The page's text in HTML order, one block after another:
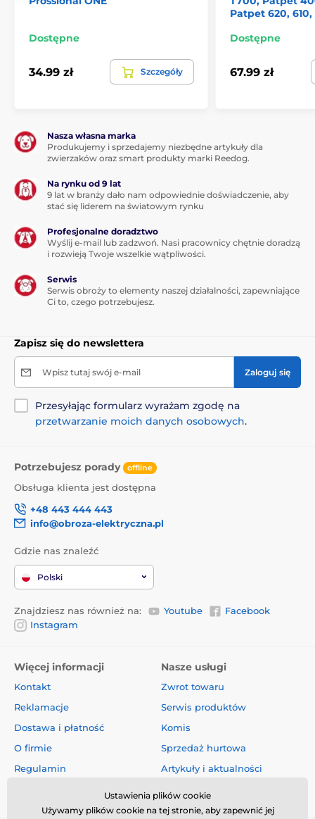
Dostępne
34.99 zł Szczegóły
Patpet 620, 610,
Dostępne
67.99 zł
Nasza własna marka
Produkujemy i sprzedajemy niezbędne artykuły dla
zwierzaków oraz smart produkty marki Reedog.
Na rynku od 9 lat
9 lat w branży dało nam odpowiednie doświadczenie, aby
stać się liderem na światowym rynku
Profesjonalne doradztwo
Wyślij e-mail lub zadzwoń. Nasi pracownicy chętnie doradzą
i rozwieją Twoje wszelkie wątpliwości.
Serwis
Serwis obroży to elementy naszej działalności, zapewniające
Ci to, czego potrzebujesz.
Zapisz się do newslettera
Wpisz tutaj swój e-mail Zaloguj się
Przesyłając formularz wyrażam zgodę na
przetwarzanie moich danych osobowych.
Potrzebujesz porady offline
Obsługa klienta jest dostępna
+48 443 444 443
info@obroza-elektryczna.pl
Gdzie nas znaleźć
Polski
Znajdziesz nas również na: Youtube
Facebook
Instagram
Więcej informacji
Kontakt
Reklamacje
Dostawa i płatność
O firmie
Regulamin
Nasze usługi
Zwrot towaru
Serwis produktów
Komis
Sprzedaż hurtowa
Artykuły i aktualności
Ustawienia plików cookie
Używamy plików cookie na tej stronie, aby zapewnić jej